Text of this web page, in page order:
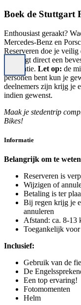
Boek de Stuttgart
Enthousiast geraakt?
Mercedes-Benz en
Reserveren doe je veilig
ontvangt direct een
op locatie. Let op: de
personen bent kun je
deelnemers zijn krijg je
indien gewenst.
Maak je stedentrip
Bikes!
Informatie
Belangrijk om te
Reserveren is
Wijzigen of
Betaling is ter
Bij regen krijg je
annuleren
Afstand: ca. 8-13
Toegankelijk voor
Inclusief:
Gebruik van de
De
Een top ervaring!
Fotomomenten
Helm